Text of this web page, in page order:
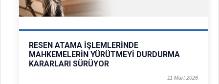
RESEN ATAMA İŞLEMLERİNDE
MAHKEMELERİN YÜRÜTMEYİ DURDURMA
KARARLARI SÜRÜYOR
11 Mart 2026